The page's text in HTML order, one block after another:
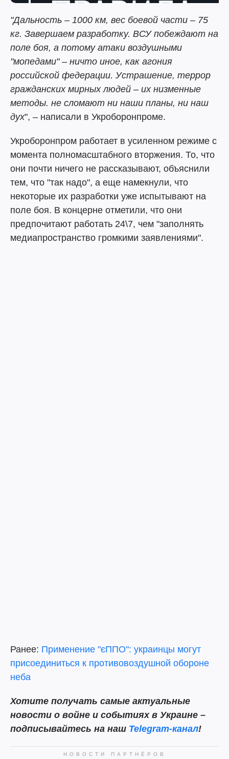
"Дальность – 1000 км, вес боевой части – 75
кг. Завершаем разработку. ВСУ побеждают на
поле боя, а потому атаки воздушными
"мопедами" – ничто иное, как агония
российской федерации. Устрашение, террор
гражданских мирных людей – их низменные
методы. не сломают ни наши планы, ни наш
дух", – написали в Укроборонпроме.
Укроборонпром работает в усиленном режиме с
момента полномасштабного вторжения. То, что
они почти ничего не рассказывают, объяснили
тем, что "так надо", а еще намекнули, что
некоторые их разработки уже испытывают на
поле боя. В концерне отметили, что они
предпочитают работать 24\7, чем "заполнять
медиапространство громкими заявлениями".
Ранее: Применение "єППО": украинцы могут
присоединиться к противовоздушной обороне
неба
Хотите получать самые актуальные
новости о войне и событиях в Украине –
подписывайтесь на наш Telegram-канал!